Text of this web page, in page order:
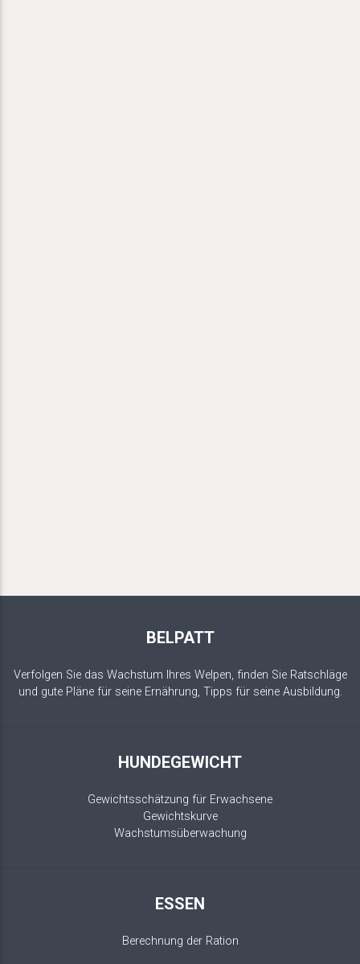
BELPATT
Verfolgen Sie das Wachstum Ihres Welpen, finden Sie Ratschläge
und gute Pläne für seine Ernährung, Tipps für seine Ausbildung.
HUNDEGEWICHT
Gewichtsschätzung für Erwachsene
Gewichtskurve
Wachstumsüberwachung
ESSEN
Berechnung der Ration